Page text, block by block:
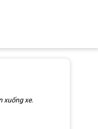
xuống xe.